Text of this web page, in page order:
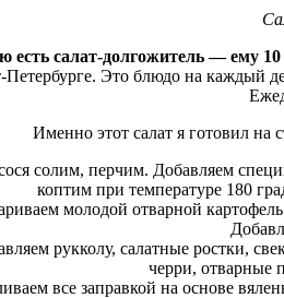
есть салат-долгожитель — ему 10
Петербурге. Это блюдо на каждый
Именно этот салат я готовил
солим, перчим. Добавляем
коптим при температуре 180
молодой отварной
рукколу, салатные ростки,
черри, отварные
все заправкой на основе